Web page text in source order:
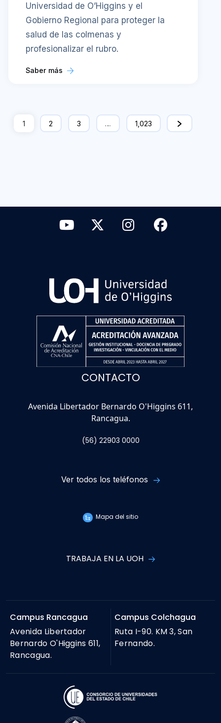
Universidad de O’Higgins y el
Gobierno Regional para proteger la
salud de las colmenas y
profesionalizar el rubro.
Saber más
1 2 3 … 1,023
CONTACTO
Avenida Libertador Bernardo O'Higgins 611,
Rancagua.
(56) 22903 0000
Ver todos los teléfonos
Mapa del sitio
TRABAJA EN LA UOH
Campus Rancagua
Avenida Libertador
Bernardo O'Higgins 611,
Rancagua.
Campus Colchagua
Ruta I-90. KM 3, San
Fernando.